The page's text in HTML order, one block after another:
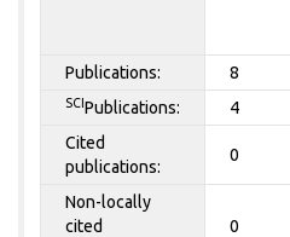
Publications: 8
SCIPublications: 4
Cited
publications:
0
Non-locally
cited
0